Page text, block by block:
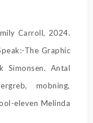
Carroll, 2024.
The Graphic
Antal
mobning,
eleven Melinda